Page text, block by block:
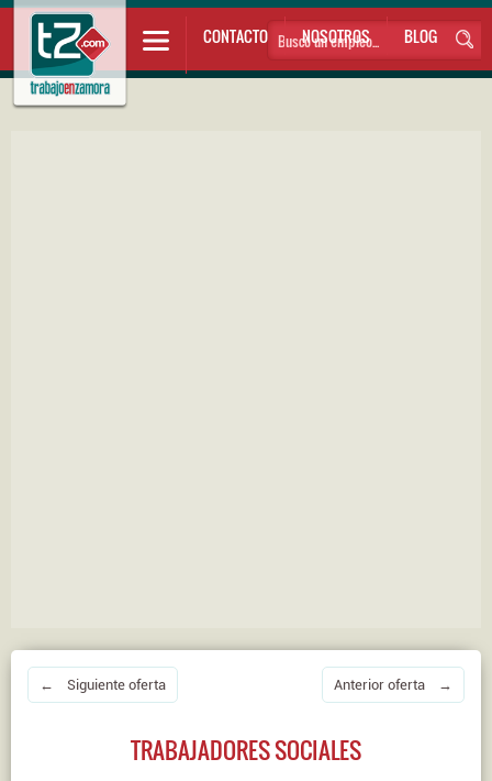
CONTACTO NOSOTROS BLOG
← Siguiente oferta Anterior oferta →
TRABAJADORES SOCIALES